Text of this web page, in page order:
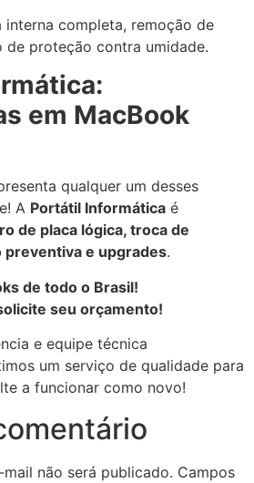
interna completa, remoção de
de proteção contra umidade.
em MacBook
qualquer um desses
A Portátil Informática é
de placa lógica, troca de
preventiva e upgrades.
de todo o Brasil!
seu orçamento!
e equipe técnica
um serviço de qualidade para
a funcionar como novo!
não será publicado. Campos